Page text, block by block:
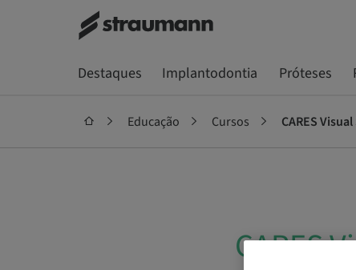
Destaques Implantodontia Próteses
Educação Cursos CARES
CARES